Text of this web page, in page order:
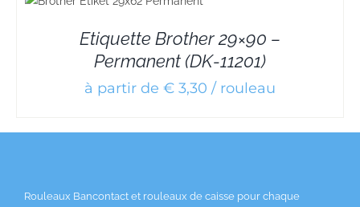
Etiquette Brother 29×90 –
Permanent (DK-11201)
à partir de € 3,30 / rouleau
Rouleaux Bancontact et rouleaux de caisse pour chaque